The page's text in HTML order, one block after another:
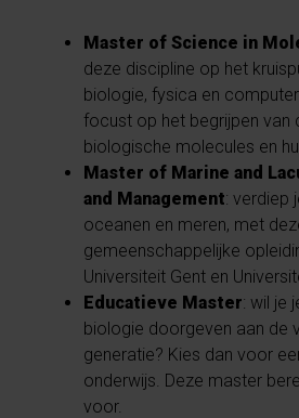
Master of Science in
deze discipline op het
biologie, fysica en
focust op het begrijpen van
biologische molecules en
Master of Marine and
and Management: verdiep
oceanen en meren, met
gemeenschappelijke
Universiteit Gent en
Educatieve Master: wil je
biologie doorgeven aan de
generatie? Kies dan voor
onderwijs. Deze master
voor.